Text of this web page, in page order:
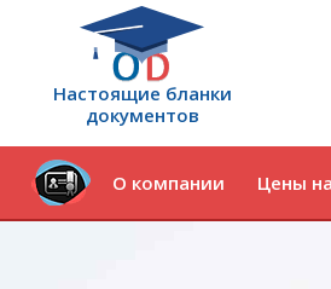
Настоящие бланки
документов
О компании Цены